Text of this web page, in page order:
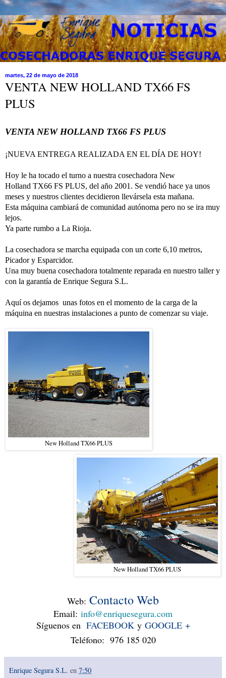
martes, 22 de mayo de 2018
VENTA NEW HOLLAND TX66 FS
PLUS
VENTA NEW HOLLAND TX66 FS PLUS
¡NUEVA ENTREGA REALIZADA EN EL DÍA DE HOY!
Hoy le ha tocado el turno a nuestra cosechadora New
Holland TX66 FS PLUS, del año 2001. Se vendió hace ya unos
meses y nuestros clientes decidieron llevársela esta mañana.
Esta máquina cambiará de comunidad autónoma pero no se ira muy
lejos.
Ya parte rumbo a La Rioja.
La cosechadora se marcha equipada con un corte 6,10 metros,
Picador y Esparcidor.
Una muy buena cosechadora totalmente reparada en nuestro taller y
con la garantía de Enrique Segura S.L.
Aquí os dejamos unas fotos en el momento de la carga de la
máquina en nuestras instalaciones a punto de comenzar su viaje.
New Holland TX66 PLUS
New Holland TX66 PLUS
Web: Contacto Web
Email: info@enriquesegura.com
Síguenos en FACEBOOK y GOOGLE +
Teléfono: 976 185 020
Enrique Segura S.L. en 7:50